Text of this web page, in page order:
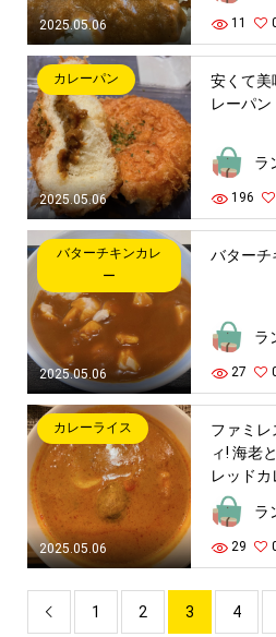
2025.05.06 11
2025.05.06
カレーパン
安くて美
レーパン
ラ
196
2025.05.06
バターチキンカレ
ー
バターチ
ラ
27
2025.05.06
カレーライス
ファミ
ィ! 海老
レッドカ
ラ
29
 1 2 3 4